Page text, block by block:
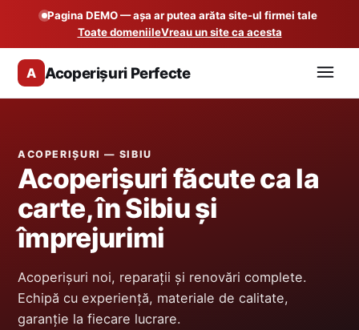
Pagina DEMO — așa ar putea arăta site-ul firmei tale
Toate domeniileVreau un site ca acesta
A Acoperișuri Perfecte
ACOPERIȘURI — SIBIU
Acoperișuri făcute ca la
carte, în Sibiu și
împrejurimi
Acoperișuri noi, reparații și renovări complete.
Echipă cu experiență, materiale de calitate,
garanție la fiecare lucrare.